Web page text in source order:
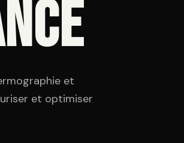
et
et optimiser